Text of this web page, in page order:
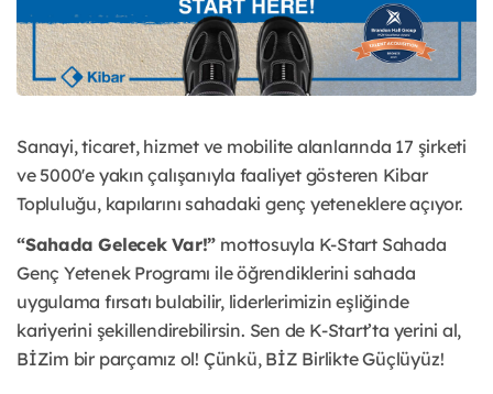
Sanayi, ticaret, hizmet ve mobilite alanlarında 17 şirketi
ve 5000'e yakın çalışanıyla faaliyet gösteren Kibar
Topluluğu, kapılarını sahadaki genç yeteneklere açıyor.
“Sahada Gelecek Var!” mottosuyla K-Start Sahada
Genç Yetenek Programı ile öğrendiklerini sahada
uygulama fırsatı bulabilir, liderlerimizin eşliğinde
kariyerini şekillendirebilirsin. Sen de K-Start’ta yerini al,
BİZim bir parçamız ol! Çünkü, BİZ Birlikte Güçlüyüz!